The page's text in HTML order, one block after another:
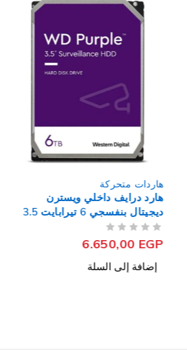
هاردات متحركة
هارد درايف داخلي ويسترن
ديجيتال بنفسجي 6 تيرابايت 3.5
6.650,00
إضافة إلى السلة